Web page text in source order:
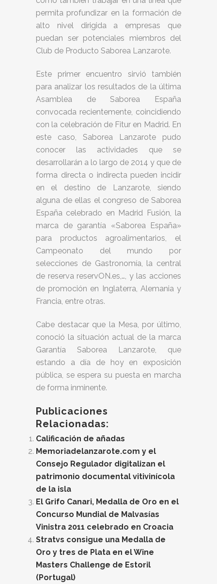
permita profundizar en la formación de
alto nivel dirigida a empresas que
puedan ser potenciales miembros del
Club de Producto Saborea Lanzarote.
Este primer encuentro sirvió también
para analizar los resultados de la última
Asamblea de Saborea España
convocada recientemente, coincidiendo
con la celebración de Fitur en Madrid. En
este caso, Saborea Lanzarote pudo
conocer las actividades que se
desarrollarán a lo largo de 2014 y que de
forma directa o indirecta pueden incidir
en el destino de Lanzarote, siendo
alguna de ellas el congreso de Saborea
España celebrado en Madrid Fusión, la
marca de garantía «Saborea España»
para productos agroalimentarios, el
Campeonato del mundo por
selecciones de Gastronomía, la central
de reserva reservON.es,…, y las acciones
de promoción en Inglaterra, Alemania y
Francia, entre otras.
Cabe destacar que la Mesa, por último,
conoció la situación actual de la marca
Garantía Saborea Lanzarote, que
estando a día de hoy en exposición
pública, se espera su puesta en marcha
de forma inminente.
Publicaciones
Relacionadas:
Calificación de añadas
Memoriadelanzarote.com y el
Consejo Regulador digitalizan el
patrimonio documental vitivinícola
de la isla
El Grifo Canari, Medalla de Oro en el
Concurso Mundial de Malvasías
Vinistra 2011 celebrado en Croacia
Stratvs consigue una Medalla de
Oro y tres de Plata en el Wine
Masters Challenge de Estoril
(Portugal)